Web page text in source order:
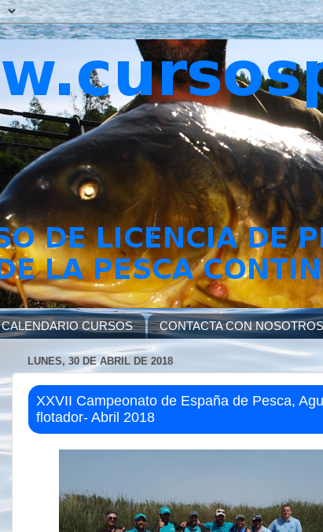
CALENDARIO CURSOS CONTACTA CON
LUNES, 30 DE ABRIL DE 2018
XXVII Campeonato de España de Pesca,
flotador- Abril 2018